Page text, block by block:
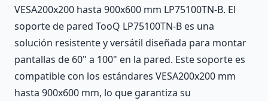
VESA200x200 hasta 900x600 mm LP75100TN-B. El
soporte de pared TooQ LP75100TN-B es una
solución resistente y versátil diseñada para montar
pantallas de 60" a 100" en la pared. Este soporte es
compatible con los estándares VESA200x200 mm
hasta 900x600 mm, lo que garantiza su